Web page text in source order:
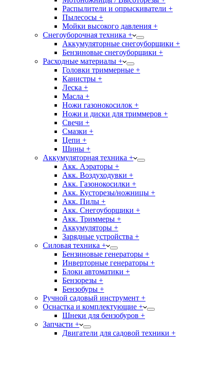
Распылители и опрыскиватели +
Пылесосы +
Мойки высокого давления +
Снегоуборочная техника +
Аккумуляторные снегоуборщики +
Бензиновые снегоуборщики +
Расходные материалы +
Головки триммерные +
Канистры +
Леска +
Масла +
Ножи газонокосилок +
Ножи и диски для триммеров +
Свечи +
Смазки +
Цепи +
Шины +
Аккумуляторная техника +
Акк. Аэраторы +
Акк. Воздуходувки +
Акк. Газонокосилки +
Акк. Кусторезы/ножницы +
Акк. Пилы +
Акк. Снегоуборщики +
Акк. Триммеры +
Аккумуляторы +
Зарядные устройства +
Силовая техника +
Бензиновые генераторы +
Инверторные генераторы +
Блоки автоматики +
Бензорезы +
Бензобуры +
Ручной садовый инструмент +
Оснастка и комплектующие +
Шнеки для бензобуров +
Запчасти +
Двигатели для садовой техники +